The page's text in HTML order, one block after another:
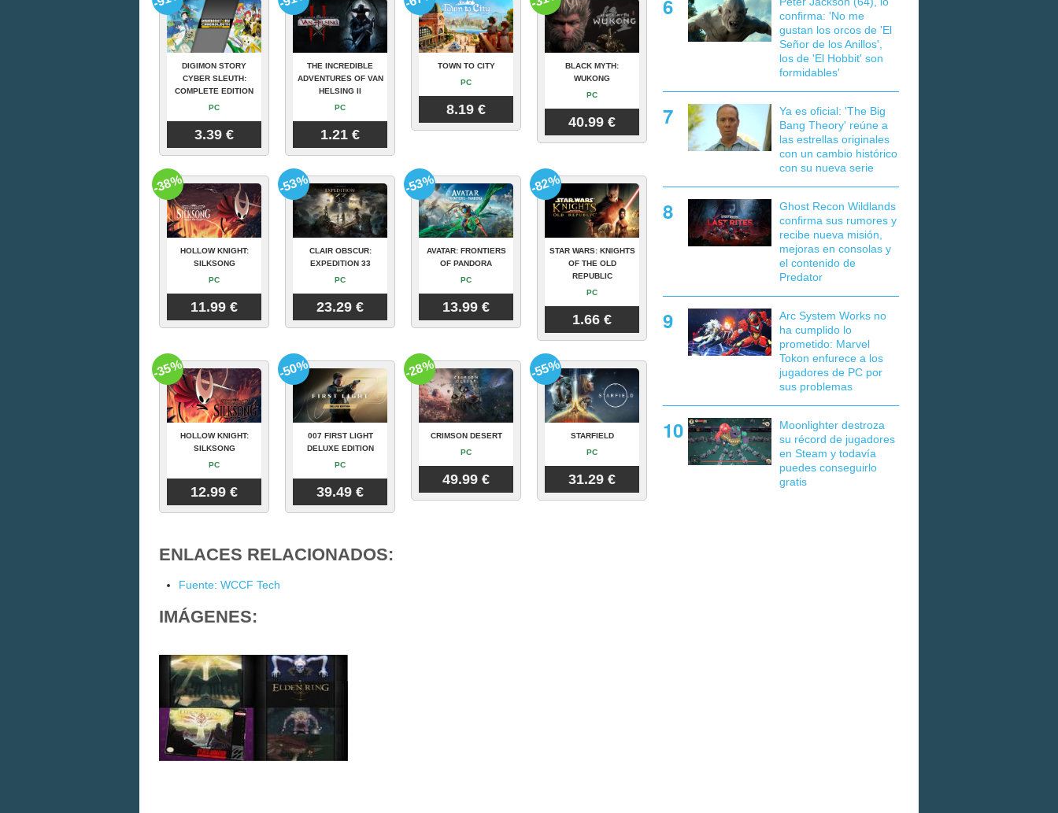
DIGIMON STORY
CYBER SLEUTH:
COMPLETE EDITION
PC
3.39 €
THE INCREDIBLE
ADVENTURES OF VAN
HELSING II
PC
1.21 €
TOWN TO CITY
PC
8.19 €
BLACK MYTH:
WUKONG
PC
40.99 €
HOLLOW KNIGHT:
SILKSONG
PC
11.99 €
-38%
CLAIR OBSCUR:
EXPEDITION 33
PC
23.29 €
-53%
AVATAR: FRONTIERS
OF PANDORA
PC
13.99 €
-53%
STAR WARS: KNIGHTS
OF THE OLD
REPUBLIC
PC
1.66 €
-82%
HOLLOW KNIGHT:
SILKSONG
PC
12.99 €
-35%
007 FIRST LIGHT
DELUXE EDITION
PC
39.49 €
-50%
CRIMSON DESERT
PC
49.99 €
-28%
STARFIELD
PC
31.29 €
-55%
ENLACES RELACIONADOS:
Fuente: WCCF Tech
IMÁGENES:
confirma: 'No me
gustan los orcos de 'El
Señor de los Anillos',
los de 'El Hobbit' son
formidables'
Ya es oficial: 'The Big
Bang Theory' reúne a
las estrellas originales
con un cambio histórico
con su nueva serie
Ghost Recon Wildlands
confirma sus rumores y
recibe nueva misión,
mejoras en consolas y
el contenido de
Predator
Arc System Works no
ha cumplido lo
prometido: Marvel
Tokon enfurece a los
jugadores de PC por
sus problemas
Moonlighter destroza
su récord de jugadores
en Steam y todavía
puedes conseguirlo
gratis